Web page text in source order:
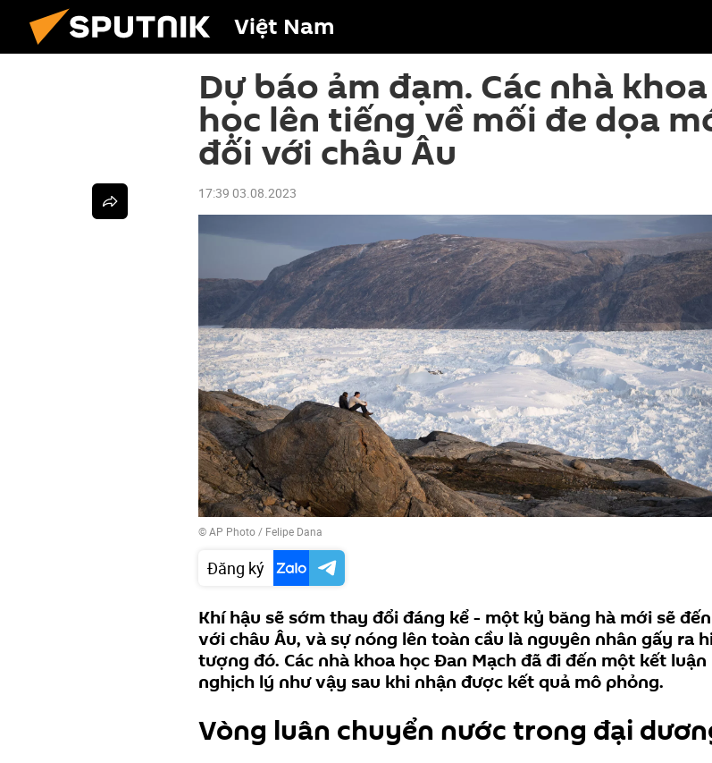
Việt Nam
Dự báo ảm đạm. Các nhà khoa
học lên tiếng về mối đe dọa
đối với châu Âu
17:39 03.08.2023
© AP Photo / Felipe Dana
Đăng ký
Khí hậu sẽ sớm thay đổi đáng kể - một kỷ băng hà mới sẽ đến
với châu Âu, và sự nóng lên toàn cầu là nguyên nhân gấy ra
tượng đó. Các nhà khoa học Đan Mạch đã đi đến một kết luận
nghịch lý như vậy sau khi nhận được kết quả mô phỏng.
Vòng luân chuyển nước trong đại